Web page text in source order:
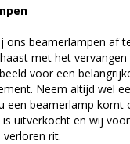
ons beamerlampen af
met het vervangen
voor een
Neem altijd wel
een beamerlamp komt
uitverkocht en wij
verloren rit.